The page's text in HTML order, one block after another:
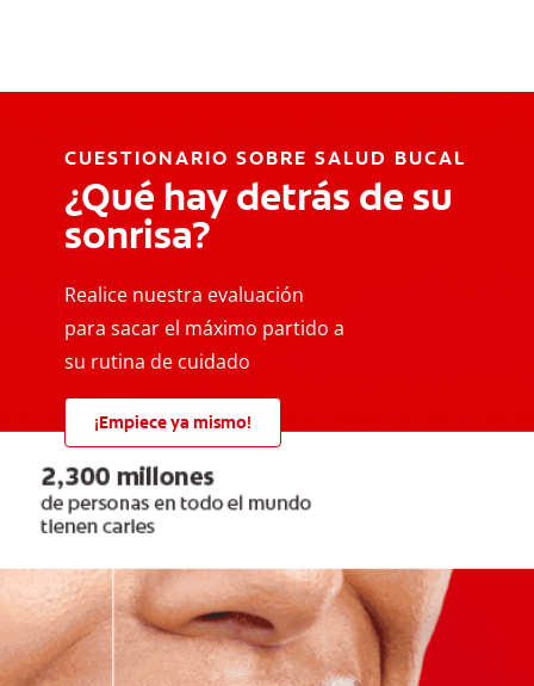
CUESTIONARIO SOBRE SALUD BUCAL
¿Qué hay detrás de su
sonrisa?
Realice nuestra evaluación
para sacar el máximo partido a
su rutina de cuidado
¡Empiece ya mismo!